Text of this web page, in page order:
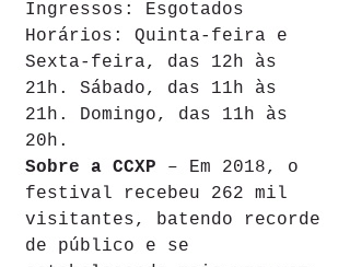
Ingressos: Esgotados
Horários: Quinta-feira e
Sexta-feira, das 12h às
21h. Sábado, das 11h às
21h. Domingo, das 11h às
20h.
Sobre a CCXP – Em 2018, o
festival recebeu 262 mil
visitantes, batendo recorde
de público e se